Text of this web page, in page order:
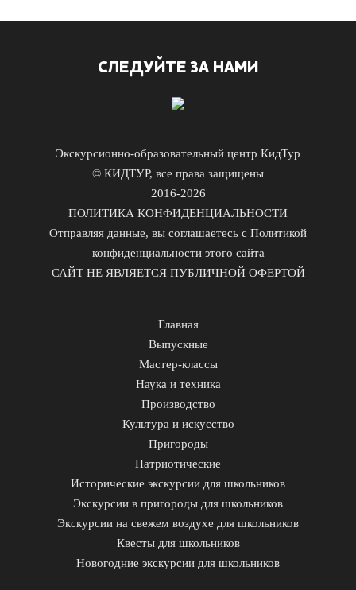
СЛЕДУЙТЕ ЗА НАМИ
Экскурсионно-образовательный центр КидТур
© КИДТУР, все права защищены
2016-2026
ПОЛИТИКА КОНФИДЕНЦИАЛЬНОСТИ
Отправляя данные, вы соглашаетесь с Политикой
конфиденциальности этого сайта
САЙТ НЕ ЯВЛЯЕТСЯ ПУБЛИЧНОЙ ОФЕРТОЙ
Главная
Выпускные
Мастер-классы
Наука и техника
Производство
Культура и искусство
Пригороды
Патриотические
Исторические экскурсии для школьников
Экскурсии в пригороды для школьников
Экскурсии на свежем воздухе для школьников
Квесты для школьников
Новогодние экскурсии для школьников